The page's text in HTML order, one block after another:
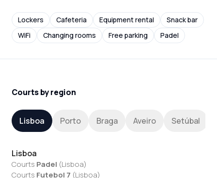
Lockers Cafeteria Equipment rental
Snack bar
WiFi
Changing rooms Free parking Padel
Courts by region
Lisboa Porto Braga Aveiro Setúbal
Lisboa
Courts Padel (Lisboa)
Courts Futebol 7 (Lisboa)